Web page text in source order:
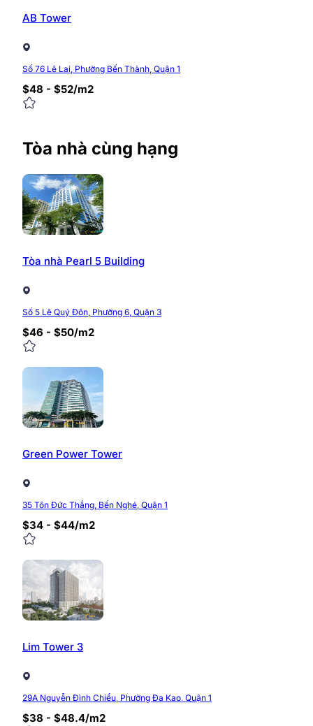
Hotline: 0968.382.682
0/5
AB Tower
Số 76 Lê Lai, Phường Bến Thành, Quận 1
$48 - $52/m2
Tòa nhà cùng hạng
Tòa nhà Pearl 5 Building
Số 5 Lê Quý Đôn, Phường 6, Quận 3
$46 - $50/m2
Green Power Tower
35 Tôn Đức Thắng, Bến Nghé, Quận 1
$34 - $44/m2
Lim Tower 3
29A Nguyễn Đình Chiểu, Phường Đa Kao, Quận 1
$38 - $48.4/m2